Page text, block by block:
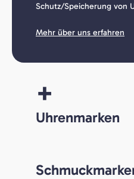
Schutz/Speicherung von
Mehr über uns erfahren
+
Uhrenmarken